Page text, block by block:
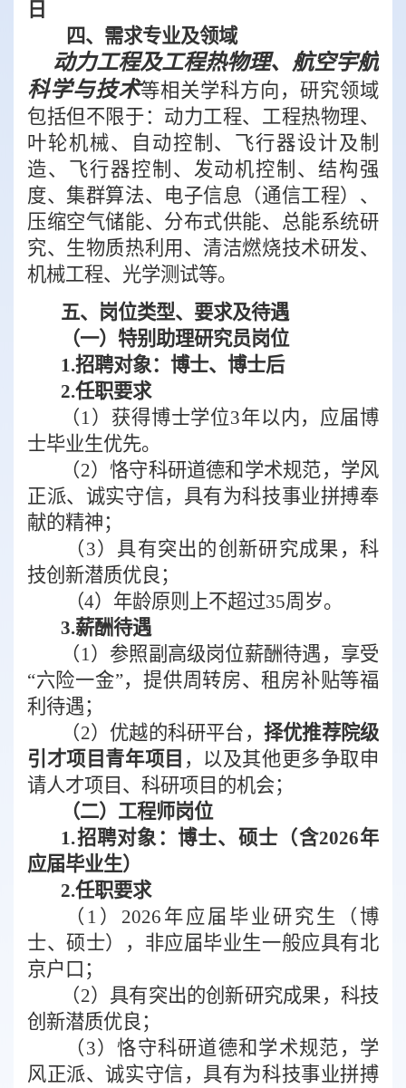
日
四、需求专业及领域
动力工程及工程热物理、航空宇航
科学与技术等相关学科方向，研究领域
包括但不限于：动力工程、工程热物理、
叶轮机械、自动控制、 飞行器设计及制
造、飞行器控制、发动机控制、结构强
度、集群算法、电子信息 （通信工程）、
压缩空气储能、分布式供能、总能系统研
究、生物质热利用、清洁燃烧技术研发、
机械工程、光学测试等。
五、岗位类型、要求及待遇
（一）特别助理研究员岗位
1.招聘对象：博士、博士后
2.任职要求
（ 1）获得博士学位3年以内，应届博
士毕业生优先。
（2）恪守科研道德和学术规范，学风
正派、诚实守信，具有为科技事业拼搏奉
献的精神；
（ 3）具有突出的创新研究成果，科
技创新潜质优良；
（4）年龄原则上不超过35周岁。
3.薪酬待遇
（ 1）参照副高级岗位薪酬待遇，享受
“六险一金”，提供周转房、租房补贴等福
利待遇；
（2） 优越的科研平台， 择优推荐院级
引才项目 青年项目 ，以及其他更多争取申
请人才项目、科研项目的机会；
（二） 工程师岗位
1.招聘对象： 博士、硕士 （含2026年
应届毕业生）
2.任职要求
（ 1 ） 2026 年应届毕业研究生 （博
士、硕士） ， 非应届毕业生一般应具有北
京户口；
（2）具有突出的创新研究成果，科技
创新潜质优良；
（ 3）恪守科研道德和学术规范，学
风正派、诚实守信，具有为科技事业拼搏